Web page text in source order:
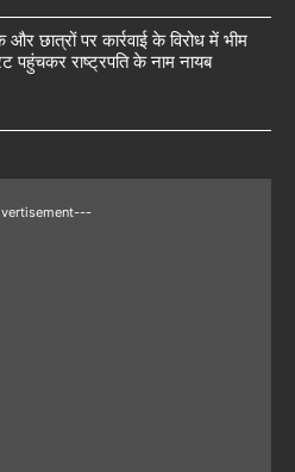
छात्रों पर कार्रवाई के विरोध में भीम
राष्ट्रपति के नाम नायब